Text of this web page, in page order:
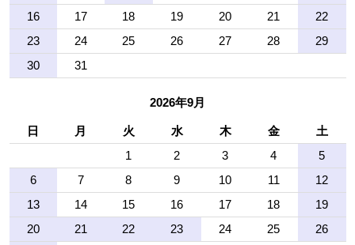
16
17 18 19 20 21
22
23
24 25 26 27 28
29
30
31
2026年9月
日 月 火 水 木 金
土
1
2 3 4
5
6
7 8 9 10 11
12
13
14 15 16 17 18
19
20
21 22 23 24 25
26